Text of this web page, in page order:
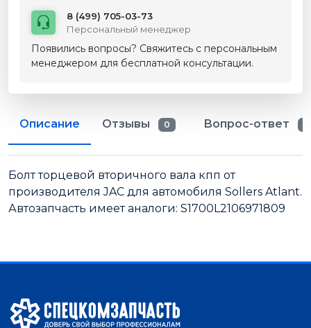
8 (499) 705-03-73
Персональный менеджер
Появились вопросы? Свяжитесь с персональным
менеджером для бесплатной консультации.
Описание Отзывы 0 Вопрос-ответ
Болт торцевой вторичного вала кпп от
производителя JAC для автомобиля Sollers Atlant.
Автозапчасть имеет аналоги: S1700L2106971809